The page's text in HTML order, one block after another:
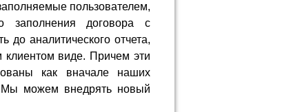
пользователем,
заполнения договора с
до аналитического отчета,
виде. Причем эти
как вначале наших
Мы можем внедрять новый